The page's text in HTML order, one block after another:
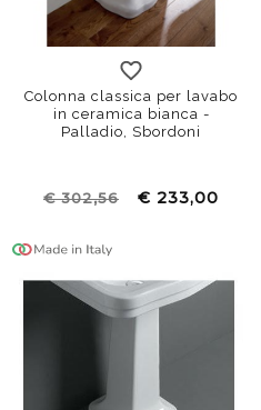
Colonna classica per lavabo
in ceramica bianca -
Palladio, Sbordoni
€ 302,56 € 233,00